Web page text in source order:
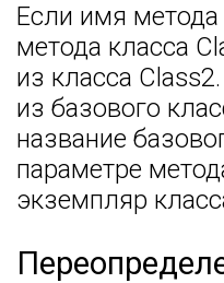
Если имя
метода класса
из класса
из базового
название
параметре
экземпляр